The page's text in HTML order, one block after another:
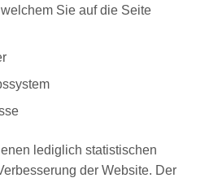
Sie auf die Seite
lediglich statistischen
der Website. Der